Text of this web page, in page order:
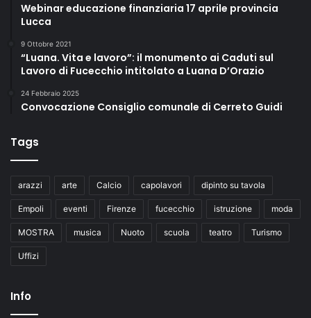
Webinar educazione finanziaria 17 aprile provincia
Lucca
9 Ottobre 2021
“Luana. Vita e lavoro”: il monumento ai Caduti sul
Lavoro di Fucecchio intitolato a Luana D’Orazio
24 Febbraio 2025
Convocazione Consiglio comunale di Cerreto Guidi
Tags
arazzi arte Calcio capolavori dipinto su tavola
Empoli eventi Firenze fucecchio istruzione moda
MOSTRA musica Nuoto scuola teatro Turismo
Uffizi
Info